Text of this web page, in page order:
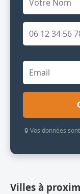
🔒 Vos données
Villes à